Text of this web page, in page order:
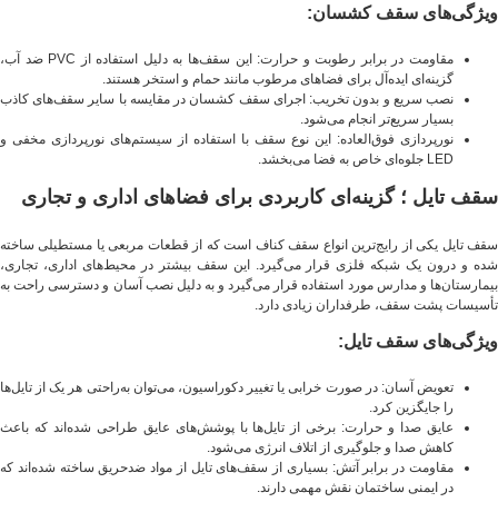
ویژگی‌های سقف کشسان:
مقاومت در برابر رطوبت و حرارت: این سقف‌ها به دلیل استفاده از PVC ضد آب،
گزینه‌ای ایده‌آل برای فضاهای مرطوب مانند حمام و استخر هستند.
نصب سریع و بدون تخریب: اجرای سقف کشسان در مقایسه با سایر سقف‌های کاذب
بسیار سریع‌تر انجام می‌شود.
نورپردازی فوق‌العاده: این نوع سقف با استفاده از سیستم‌های نورپردازی مخفی و
LED جلوه‌ای خاص به فضا می‌بخشد.
سقف تایل ؛ گزینه‌ای کاربردی برای فضاهای اداری و تجاری
سقف تایل یکی از رایج‌ترین انواع سقف کناف است که از قطعات مربعی یا مستطیلی ساخته
شده و درون یک شبکه فلزی قرار می‌گیرد. این سقف بیشتر در محیط‌های اداری، تجاری،
بیمارستان‌ها و مدارس مورد استفاده قرار می‌گیرد و به دلیل نصب آسان و دسترسی راحت به
تأسیسات پشت سقف، طرفداران زیادی دارد.
ویژگی‌های سقف تایل:
تعویض آسان: در صورت خرابی یا تغییر دکوراسیون، می‌توان به‌راحتی هر یک از تایل‌ها
را جایگزین کرد.
عایق صدا و حرارت: برخی از تایل‌ها با پوشش‌های عایق طراحی شده‌اند که باعث
کاهش صدا و جلوگیری از اتلاف انرژی می‌شود.
مقاومت در برابر آتش: بسیاری از سقف‌های تایل از مواد ضدحریق ساخته شده‌اند که
در ایمنی ساختمان نقش مهمی دارند.